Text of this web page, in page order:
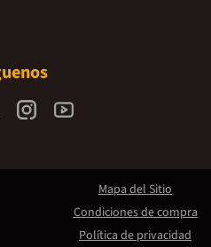
Mapa del Sitio
Condiciones de compra
Política de privacidad